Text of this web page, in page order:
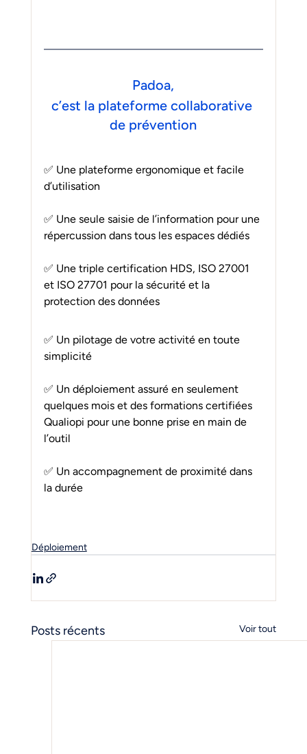
Padoa,
c’est la plateforme collaborative
de prévention
✅ Une plateforme ergonomique et facile
d’utilisation
✅ Une seule saisie de l’information pour une
répercussion dans tous les espaces dédiés
✅ Une triple certification HDS, ISO 27001
et ISO 27701 pour la sécurité et la
protection des données
✅ Un pilotage de votre activité en toute
simplicité
✅ Un déploiement assuré en seulement
quelques mois et des formations certifiées
Qualiopi pour une bonne prise en main de
l’outil
✅ Un accompagnement de proximité dans
la durée
Déploiement
Posts récents Voir tout